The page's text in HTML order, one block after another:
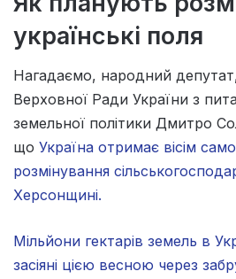
українські поля
Нагадаємо, народний
Верховної Ради України з
земельної політики Дмитро
що Україна отримає вісім
розмінування
Херсонщині.
Мільйони гектарів земель в
засіяні цією весною через